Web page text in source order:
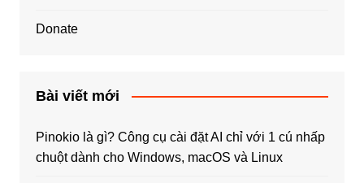
Donate
Bài viết mới
Pinokio là gì? Công cụ cài đặt AI chỉ với 1 cú nhấp
chuột dành cho Windows, macOS và Linux